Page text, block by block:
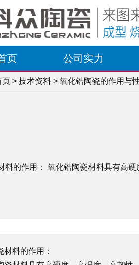
页 公司实力
页 > 技术资料 > 氧化锆陶瓷的作用与
料的作用： 氧化锆陶瓷材料具有高
材料的作用：